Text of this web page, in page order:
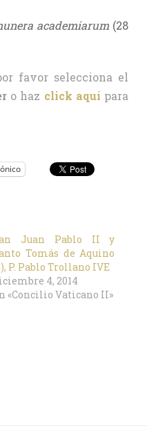
academiarum (28
favor selecciona el
o haz click aquí para
Juan Pablo II y
Tomás de Aquino
P. Pablo Trollano IVE
4, 2014
«Concilio Vaticano II»